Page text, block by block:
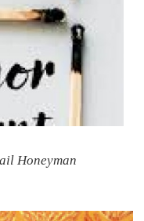
Honeyman